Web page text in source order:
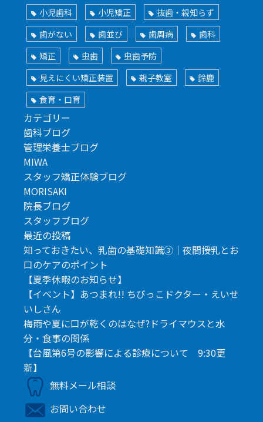
小児歯科
小児矯正
抜歯・親知らず
歯がない
歯並び 歯周病
歯科
矯正
虫歯
虫歯予防
見えにくい矯正装置
親子教室
鈴鹿
食育・口育
カテゴリー
歯科ブログ
管理栄養士ブログ
MIWA
スタッフ矯正体験ブログ
MORISAKI
院長ブログ
スタッフブログ
最近の投稿
知っておきたい、乳歯の基礎知識③｜夜間授乳とお
口のケアのポイント
【夏季休暇のお知らせ】
【イベント】あつまれ!! ちびっこドクター・えいせ
いしさん
梅雨や夏に口が乾くのはなぜ?ドライマウスと水
分・食事の関係
【台風第6号の影響による診療について 9:30更
新】
無料メール相談
お問い合わせ